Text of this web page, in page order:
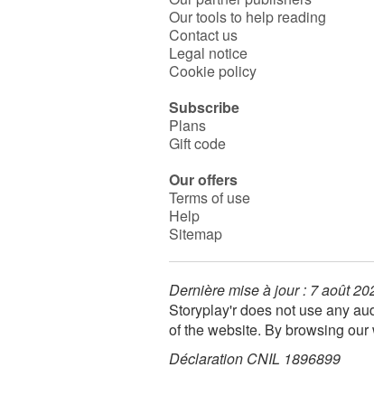
Our tools to help reading
Contact us
Legal notice
Cookie policy
Subscribe
Plans
Gift code
Our offers
Terms of use
Help
Sitemap
Dernière mise à jour : 7 août
Storyplay'r does not use any
of the website. By browsing
Déclaration CNIL 1896899